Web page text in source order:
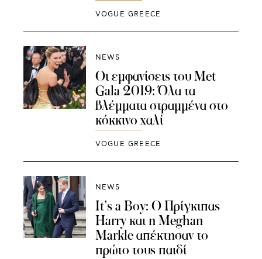
VOGUE GREECE
NEWS
Οι εμφανίσεις του Met
Gala 2019: Όλα τα
βλέμματα στραμμένα στο
κόκκινο χαλί
VOGUE GREECE
NEWS
It’s a Boy: Ο Πρίγκιπας
Harry και η Meghan
Markle απέκτησαν το
πρώτο τους παιδί